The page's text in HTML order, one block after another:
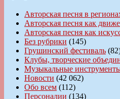
Авторская песня в
Авторская песня как
Авторская песня как
Без рубрики (145)
Грушинский фестиваль
Клубы, творческие
Музыкальные
Новости (42 062)
Обо всем (112)
Персоналии (134)